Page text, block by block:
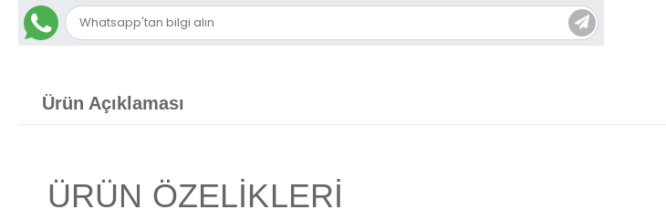
Ürün Açıklaması
ÜRÜN ÖZELİKLERİ